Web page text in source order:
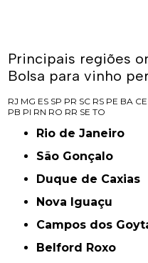
Principais regiões
Bolsa para vinho
RJ MG ES SP PR SC RS PE BA CE
PB PI RN RO RR SE TO
Rio de Janeiro
São Gonçalo
Duque de Caxias
Nova Iguaçu
Campos dos
Belford Roxo